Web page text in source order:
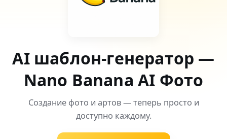
AI шаблон-генератор —
Nano Banana AI Фото
Создание фото и артов — теперь просто и
доступно каждому.